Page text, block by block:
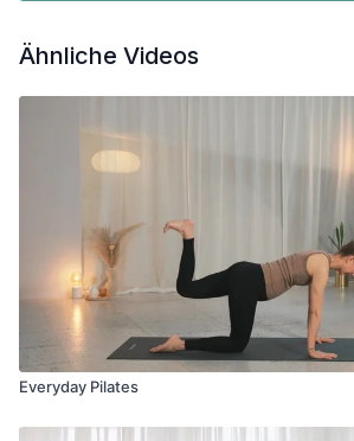
Schmerzen in der Vagina, Becken,
Allgemeine Schmerzen
Schwindel, Übelkeit, allgemein
Grad der Anstrengung (RPE über 7)
"RPE" in deinem PDF Guide)
Beckenboden Symptome: diffuses
Vagina, Schmerzen in der Vagina,
Vagina, wie wenn etwas "rausfallen"
Abgang von Urin, Gasen oder
Doming, Coning in der Linea Alba
deiner Rektusdiastase
Ähnliche Videos
Everyday Pilates